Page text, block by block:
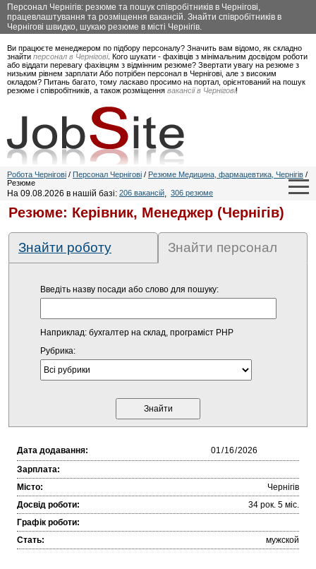
Персонал Чернігів: резюме та пошук співробітників в Чернігові,
працевлаштування та розміщення вакансій. Знайти співробітників в
Чернігові швидко, шукаю резюме в місті Чернігів.
Ви працюєте менеджером по підбору персоналу? Значить вам відомо, як складно
знайти персонал в Чернігові. Кого шукати - фахівців з мінімальним досвідом роботи
або віддати перевагу фахівцям з відмінним резюме? Звертати увагу на резюме з
низьким рівнем зарплати Або потрібен персонал в Чернігові, але з високим
окладом? Питань багато, тому ласкаво просимо на портал, орієнтований на пошук
резюме і співробітників, а також розміщення вакансії в Чернігові!
Робота Чернігові / Персонал Чернігові / Резюме Медицина, фармацевтика, Чернігів /
Резюме
На 09.08.2026 в нашій базі: 206 вакансій, 306 резюме
Резюме: Керівник, Менеджер (Чернігів)
Знайти роботу Знайти персонал
Введіть назву посади або слово для пошуку:
Наприклад: бухгалтер на склад, програміст PHP
Рубрика:
Дата додавання:
Зарплата:
Місто:
Чернігів
Досвід роботи:
34 рок. 5 міc.
Графік роботи:
Стать:
мужской